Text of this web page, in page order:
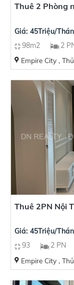
Thuê 2 Phòng
Giá: 45Triệu/
98m2
2
Empire City ,
Thuê 2PN Nội
Giá: 45Triệu/
93
2 PN
Empire City ,